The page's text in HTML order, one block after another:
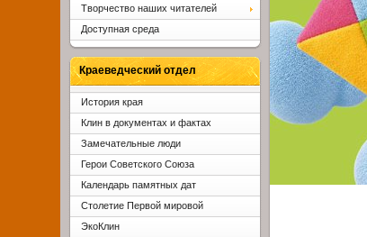
Творчество наших читателей
Доступная среда
Краеведческий отдел
История края
Клин в документах и фактах
Замечательные люди
Герои Советского Союза
Календарь памятных дат
Столетие Первой мировой
ЭкоКлин